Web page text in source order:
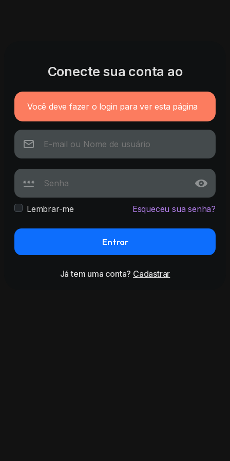
Conecte sua conta ao
Você deve fazer o login para ver esta página
Lembrar-me Esqueceu sua senha?
Entrar
Já tem uma conta? Cadastrar